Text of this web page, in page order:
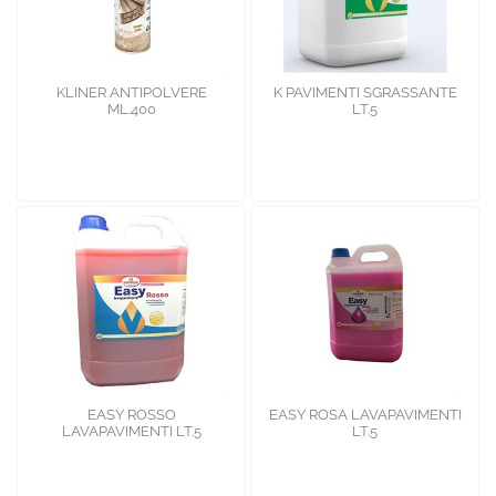
KLINER ANTIPOLVERE
ML.400
K PAVIMENTI SGRASSANTE
LT.5
EASY ROSSO
LAVAPAVIMENTI LT.5
EASY ROSA LAVAPAVIMENTI
LT.5